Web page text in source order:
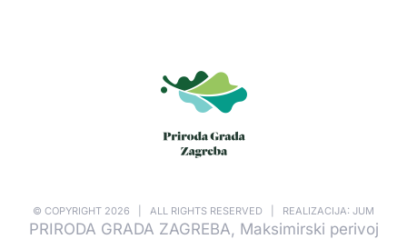
© COPYRIGHT 2026 | ALL RIGHTS RESERVED | REALIZACIJA: JUM
PRIRODA GRADA ZAGREBA, Maksimirski perivoj